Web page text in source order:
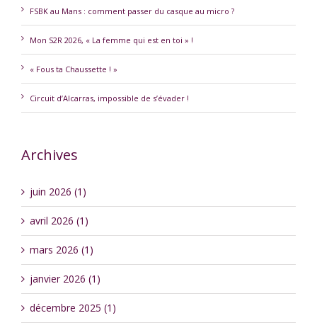
FSBK au Mans : comment passer du casque au micro ?
Mon S2R 2026, « La femme qui est en toi » !
« Fous ta Chaussette ! »
Circuit d’Alcarras, impossible de s’évader !
Archives
juin 2026 (1)
avril 2026 (1)
mars 2026 (1)
janvier 2026 (1)
décembre 2025 (1)